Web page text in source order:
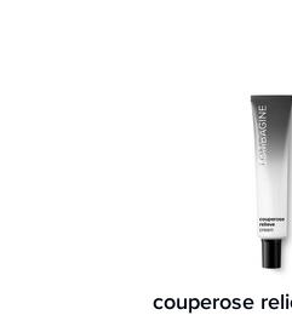
couperose